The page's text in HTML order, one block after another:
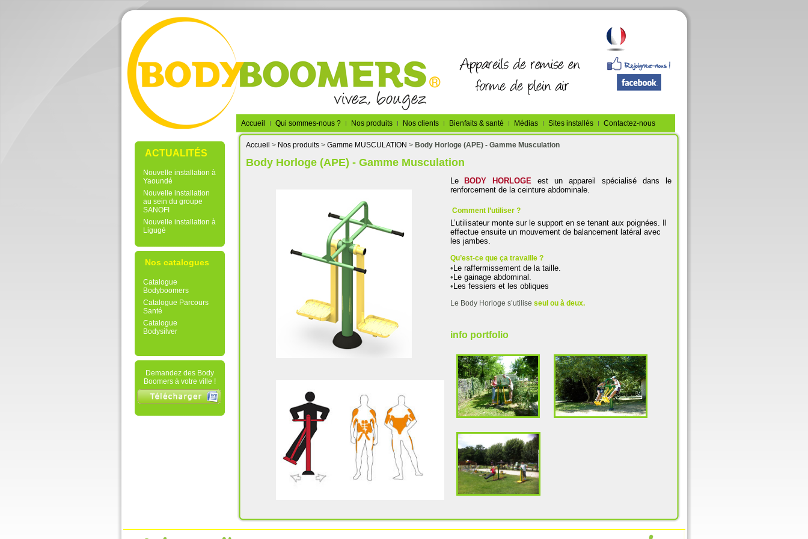
Accueil Qui sommes-nous ? Nos produits Nos clients Bienfaits & santé Médias Sites installés Contactez-nous
ACTUALITÉS
Nouvelle installation à
Yaoundé
Nouvelle installation
au sein du groupe
SANOFI
Nouvelle installation à
Ligugé
Nos catalogues
Catalogue
Bodyboomers
Catalogue Parcours
Santé
Catalogue
Bodysilver
Demandez des Body
Boomers à votre ville !
Accueil > Nos produits> Gamme MUSCULATION > Body Horloge (APE) - Gamme Musculation
Body Horloge (APE) - Gamme Musculation
Le BODY HORLOGEest un appareil spécialisé dans le
renforcement de la ceintureabdominale.
Comment l’utiliser ?
L’utilisateur monte sur le support en se tenant aux poignées. Il
effectue ensuite un mouvement de balancement latéral avec
les jambes.
Qu’est-ce que ça travaille ?
• Le raffermissement de la taille.
• Le gainage abdominal.
• Les fessiers et les obliques
Le Body Horloge s’utilise seul ou à deux.
info portfolio